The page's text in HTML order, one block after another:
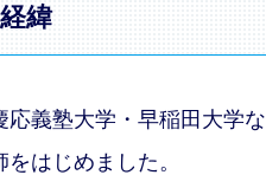
緯
義塾大学・早稲田大学な
はじめました。